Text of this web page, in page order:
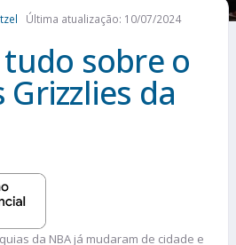
Última atualização: 10/07/2024
sobre o
da
da NBA já mudaram de cidade e